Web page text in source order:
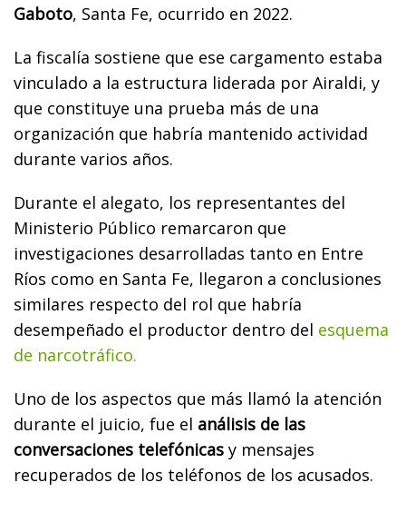
Gaboto, Santa Fe, ocurrido en 2022.
La fiscalía sostiene que ese cargamento estaba
vinculado a la estructura liderada por Airaldi, y
que constituye una prueba más de una
organización que habría mantenido actividad
durante varios años.
Durante el alegato, los representantes del
Ministerio Público remarcaron que
investigaciones desarrolladas tanto en Entre
Ríos como en Santa Fe, llegaron a conclusiones
similares respecto del rol que habría
desempeñado el productor dentro del esquema
de narcotráfico.
Uno de los aspectos que más llamó la atención
durante el juicio, fue el análisis de las
conversaciones telefónicas y mensajes
recuperados de los teléfonos de los acusados.